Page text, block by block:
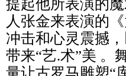
提起他所表演的
人张金来表演的
冲击和心灵震撼
带来“艺.术”美 。
量让古罗马雕塑“